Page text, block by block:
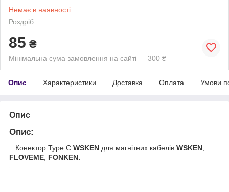
Немає в наявності
Роздріб
85 ₴
Мінімальна сума замовлення на сайті — 300 ₴
Опис Характеристики Доставка Оплата Умови
Опис
Опис:
Конектор Type C WSKEN для магнітних кабелів WSKEN
FLOVEME FONKEN.